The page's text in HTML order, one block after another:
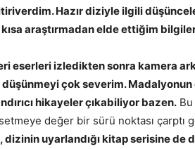
Hazır diziyle ilgili
kısa araştırmadan elde ettiğim
eserleri izledikten sonra kamera
düşünmeyi çok severim.
hikayeler çıkabiliyor bazen.
değer bir sürü noktası çarptı
uyarlandığı kitap serisine de